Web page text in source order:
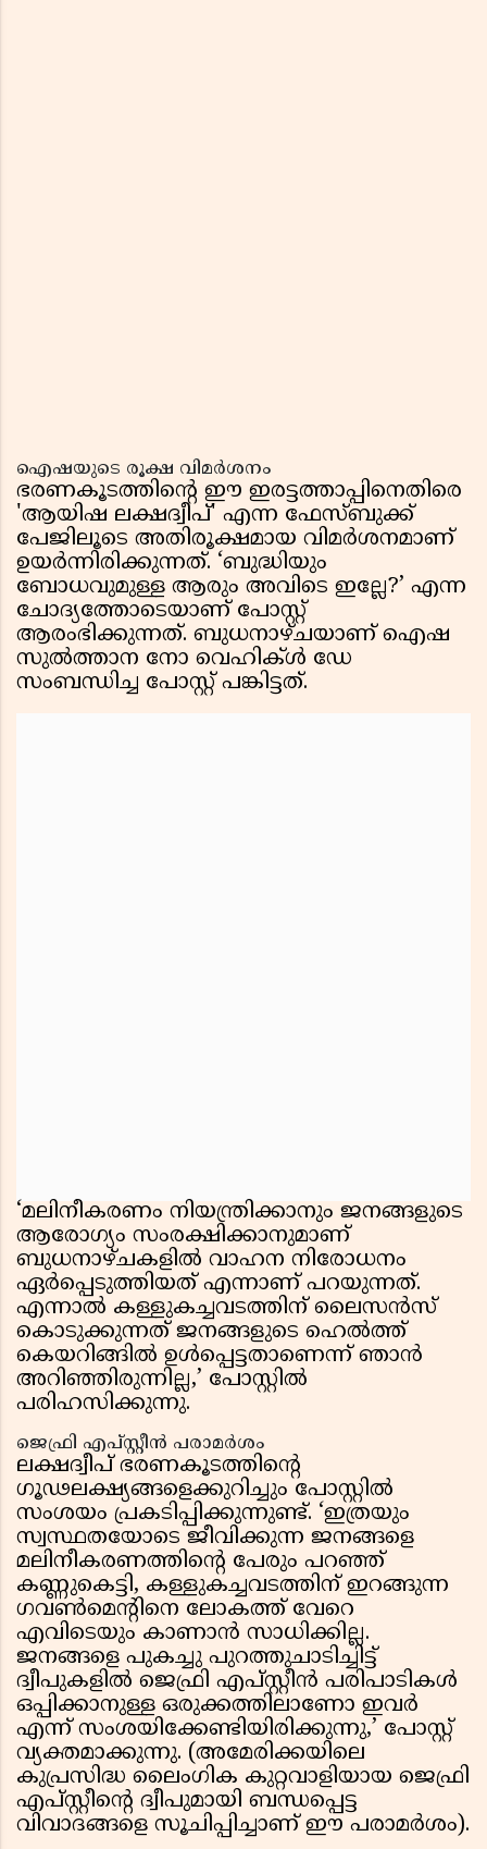
ഐഷയുടെ രൂക്ഷ വിമർശനം
ഭരണകൂടത്തിന്റെ ഈ ഇരട്ടത്താപ്പിനെതിരെ
'ആയിഷ ലക്ഷദ്വീപ്' എന്ന ഫേസ്‌ബുക്ക്
പേജിലൂടെ അതിരൂക്ഷമായ വിമർശനമാണ്
ഉയർന്നിരിക്കുന്നത്. ‘ബുദ്ധിയും
ബോധവുമുള്ള ആരും അവിടെ ഇല്ലേ?’ എന്ന
ചോദ്യത്തോടെയാണ് പോസ്റ്റ്
ആരംഭിക്കുന്നത്. ബുധനാഴ്ചയാണ് ഐഷ
സുൽത്താന നോ വെഹിക്ൾ ഡേ
സംബന്ധിച്ച പോസ്റ്റ് പങ്കിട്ടത്.
‘മലിനീകരണം നിയന്ത്രിക്കാനും ജനങ്ങളുടെ
ആരോഗ്യം സംരക്ഷിക്കാനുമാണ്
ബുധനാഴ്ചകളിൽ വാഹന നിരോധനം
ഏർപ്പെടുത്തിയത് എന്നാണ് പറയുന്നത്.
എന്നാൽ കള്ളുകച്ചവടത്തിന് ലൈസൻസ്
കൊടുക്കുന്നത് ജനങ്ങളുടെ ഹെൽത്ത്
കെയറിങ്ങിൽ ഉൾപ്പെട്ടതാണെന്ന് ഞാൻ
അറിഞ്ഞിരുന്നില്ല,’ പോസ്റ്റിൽ
പരിഹസിക്കുന്നു.
ജെഫ്രി എപ്‌സ്റ്റീൻ പരാമർശം
ലക്ഷദ്വീപ് ഭരണകൂടത്തിന്റെ
ഗൂഢലക്ഷ്യങ്ങളെക്കുറിച്ചും പോസ്റ്റിൽ
സംശയം പ്രകടിപ്പിക്കുന്നുണ്ട്. ‘ഇത്രയും
സ്വസ്ഥതയോടെ ജീവിക്കുന്ന ജനങ്ങളെ
മലിനീകരണത്തിന്റെ പേരും പറഞ്ഞ്
കണ്ണുകെട്ടി, കള്ളുകച്ചവടത്തിന് ഇറങ്ങുന്ന
ഗവൺമെന്റിനെ ലോകത്ത് വേറെ
എവിടെയും കാണാൻ സാധിക്കില്ല.
ജനങ്ങളെ പുകച്ചു പുറത്തുചാടിച്ചിട്ട്
ദ്വീപുകളിൽ ജെഫ്രി എപ്‌സ്റ്റീൻ പരിപാടികൾ
ഒപ്പിക്കാനുള്ള ഒരുക്കത്തിലാണോ ഇവർ
എന്ന് സംശയിക്കേണ്ടിയിരിക്കുന്നു,’ പോസ്റ്റ്
വ്യക്തമാക്കുന്നു. (അമേരിക്കയിലെ
കുപ്രസിദ്ധ ലൈംഗിക കുറ്റവാളിയായ ജെഫ്രി
എപ്‌സ്റ്റീന്റെ ദ്വീപുമായി ബന്ധപ്പെട്ട
വിവാദങ്ങളെ സൂചിപ്പിച്ചാണ് ഈ പരാമർശം).